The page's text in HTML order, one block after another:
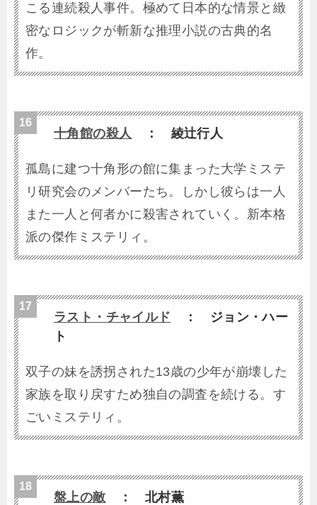
こる連続殺人事件。極めて日本的な情景と緻
密なロジックが斬新な推理小説の古典的名
作。
十角館の殺人 ： 綾辻行人
孤島に建つ十角形の館に集まった大学ミステ
リ研究会のメンバーたち。しかし彼らは一人
また一人と何者かに殺害されていく。新本格
派の傑作ミステリィ。
ラスト・チャイルド ： ジョン・ハー
ト
双子の妹を誘拐された13歳の少年が崩壊した
家族を取り戻すため独自の調査を続ける。す
ごいミステリィ。
盤上の敵 ： 北村薫